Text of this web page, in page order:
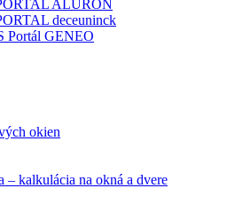
ALURON
deceuninck
Portál GENEO
okien
– kalkulácia na okná a dvere